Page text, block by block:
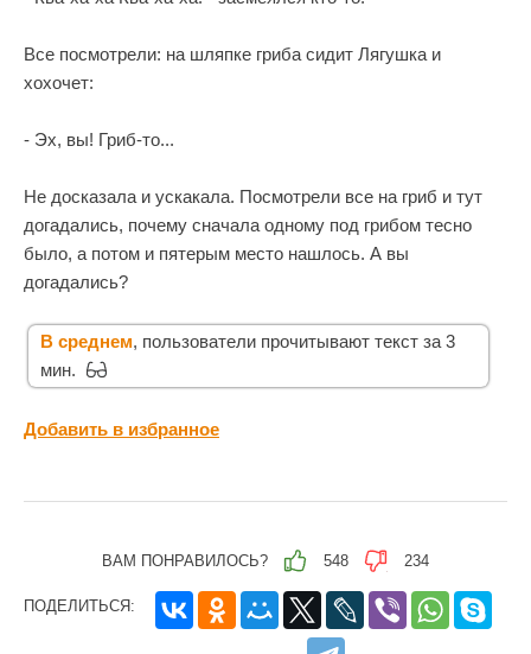
Все посмотрели: на шляпке гриба сидит Лягушка и
хохочет:
- Эх, вы! Гриб-то...
Не досказала и ускакала. Посмотрели все на гриб и тут
догадались, почему сначала одному под грибом тесно
было, а потом и пятерым место нашлось. А вы
догадались?
В среднем, пользователи прочитывают текст за 3
мин.
Добавить в избранное
ВАМ ПОНРАВИЛОСЬ? 548 234
ПОДЕЛИТЬСЯ: